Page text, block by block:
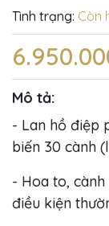
Tình trạng: Còn
Mô tả:
- Lan hồ điệp
biến 30 cành
- Hoa to,
điều kiện